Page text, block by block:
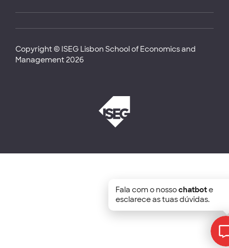
Copyright © ISEG Lisbon School of Economics and
Management 2026
Fala com o nossochatbote
esclarece as tuas dúvidas.